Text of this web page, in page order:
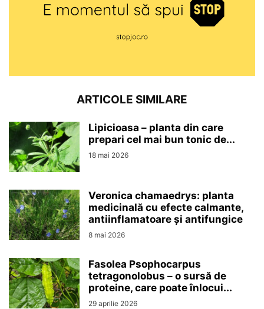
ARTICOLE SIMILARE
Lipicioasa – planta din care
prepari cel mai bun tonic de...
18 mai 2026
Veronica chamaedrys: planta
medicinală cu efecte calmante,
antiinflamatoare și antifungice
8 mai 2026
Fasolea Psophocarpus
tetragonolobus – o sursă de
proteine, care poate înlocui...
29 aprilie 2026